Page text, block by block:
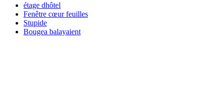
étage dhôtel
Fenêtre cœur feuilles
Stupide
Bougea balayaient